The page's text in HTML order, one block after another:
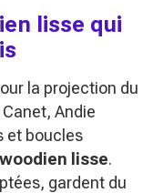
lisse qui
la projection du
Andie
et boucles
lisse.
gardent du